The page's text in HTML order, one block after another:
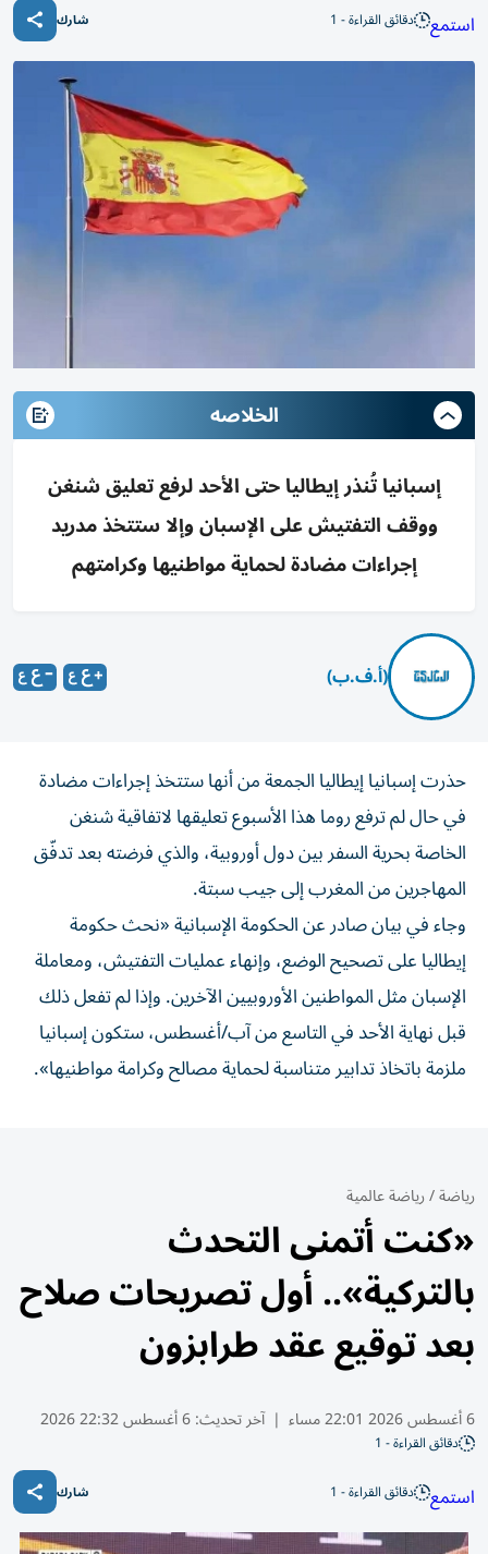
استمع دقائق القراءة - 1 شارك
الخلاصه
إسبانيا تُنذر إيطاليا حتى الأحد لرفع تعليق شنغن
ووقف التفتيش على الإسبان وإلا ستتخذ مدريد
إجراءات مضادة لحماية مواطنيها وكرامتهم
(أ.ف.ب)
حذرت إسبانيا إيطاليا الجمعة من أنها ستتخذ إجراءات مضادة
في حال لم ترفع روما هذا الأسبوع تعليقها لاتفاقية شنغن
الخاصة بحرية السفر بين دول أوروبية، والذي فرضته بعد تدفّق
المهاجرين من المغرب إلى جيب سبتة.
وجاء في بيان صادر عن الحكومة الإسبانية «نحث حكومة
إيطاليا على تصحيح الوضع، وإنهاء عمليات التفتيش، ومعاملة
الإسبان مثل المواطنين الأوروبيين الآخرين. وإذا لم تفعل ذلك
قبل نهاية الأحد في التاسع من آب/أغسطس، ستكون إسبانيا
ملزمة باتخاذ تدابير متناسبة لحماية مصالح وكرامة مواطنيها».
رياضة/رياضة عالمية
«كنت أتمنى التحدث
بالتركية».. أول تصريحات صلاح
بعد توقيع عقد طرابزون
6 أغسطس 2026 22:01 مساء | آخر تحديث:6 أغسطس 22:32 2026
دقائق القراءة - 1
استمع دقائق القراءة - 1 شارك